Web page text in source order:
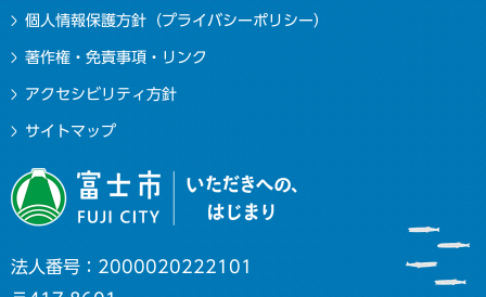
個人情報保護方針（プライバシーポリシー）
著作権・免責事項・リンク
アクセシビリティ方針
サイトマップ
法人番号：2000020222101